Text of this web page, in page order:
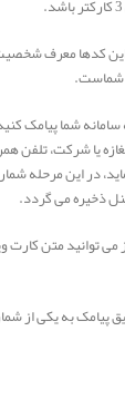
کدها معرف
شما پیامک کنید،
یا شرکت، تلفن
در این مرحله
ذخیره می گردد.
توانید متن کارت
به یکی از